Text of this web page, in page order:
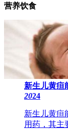
营养饮食
新生儿黄疸
2024
新生儿黄疸
用药，其主